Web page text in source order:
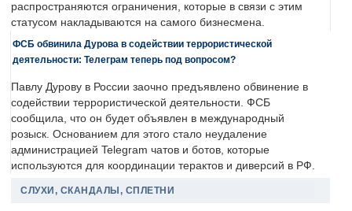
распространяются ограничения, которые в связи с этим
статусом накладываются на самого бизнесмена.
ФСБ обвинила Дурова в содействии террористической
деятельности: Телеграм теперь под вопросом?
Павлу Дурову в России заочно предъявлено обвинение в
содействии террористической деятельности. ФСБ
сообщила, что он будет объявлен в международный
розыск. Основанием для этого стало неудаление
администрацией Telegram чатов и ботов, которые
используются для координации терактов и диверсий в РФ.
СЛУХИ, СКАНДАЛЫ, СПЛЕТНИ